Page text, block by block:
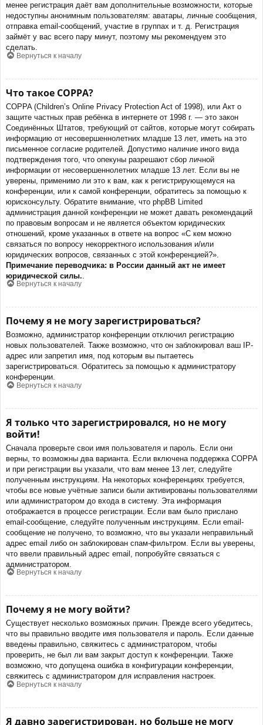
менее регистрация даёт вам дополнительные возможности, которые
недоступны анонимным пользователям: аватары, личные сообщения,
отправка email-сообщений, участие в группах и т. д. Регистрация
займёт у вас всего пару минут, поэтому мы рекомендуем это
сделать.
Вернуться к началу
Что такое COPPA?
COPPA (Children’s Online Privacy Protection Act of 1998), или Акт о
защите частных прав ребёнка в интернете от 1998 г. — это закон
Соединённых Штатов, требующий от сайтов, которые могут собирать
информацию от несовершеннолетних младше 13 лет, иметь на это
письменное согласие родителей. Допустимо наличие иного вида
подтверждения того, что опекуны разрешают сбор личной
информации от несовершеннолетних младше 13 лет. Если вы не
уверены, применимо ли это к вам, как к регистрирующемуся на
конференции, или к самой конференции, обратитесь за помощью к
юрисконсульту. Обратите внимание, что phpBB Limited
администрация данной конференции не может давать рекомендаций
по правовым вопросам и не является объектом юридических
отношений, кроме указанных в ответе на вопрос «С кем можно
связаться по вопросу некорректного использования и/или
юридических вопросов, связанных с этой конференцией?».
Примечание переводчика: в России данный акт не имеет
юридической силы.
Вернуться к началу
Почему я не могу зарегистрироваться?
Возможно, администратор конференции отключил регистрацию
новых пользователей. Также возможно, что он заблокировал ваш IP-
адрес или запретил имя, под которым вы пытаетесь
зарегистрироваться. Обратитесь за помощью к администратору
конференции.
Вернуться к началу
Я только что зарегистрировался, но не могу
войти!
Сначала проверьте свои имя пользователя и пароль. Если они
верны, то возможны два варианта. Если включена поддержка COPPA
и при регистрации вы указали, что вам менее 13 лет, следуйте
полученным инструкциям. На некоторых конференциях требуется,
чтобы все новые учётные записи были активированы пользователями
или администратором до входа в систему. Эта информация
отображается в процессе регистрации. Если вам было прислано
email-сообщение, следуйте полученным инструкциям. Если email-
сообщение не получено, то возможно, что вы указали неправильный
адрес email либо он заблокирован спам-фильтром. Если вы уверены,
что ввели правильный адрес email, попробуйте связаться с
администратором.
Вернуться к началу
Почему я не могу войти?
Существует несколько возможных причин. Прежде всего убедитесь,
что вы правильно вводите имя пользователя и пароль. Если данные
введены правильно, свяжитесь с администратором, чтобы
проверить, не был ли вам закрыт доступ к конференции. Также
возможно, что допущена ошибка в конфигурации конференции,
свяжитесь с администратором для исправления настроек.
Вернуться к началу
Я давно зарегистрирован, но больше не могу